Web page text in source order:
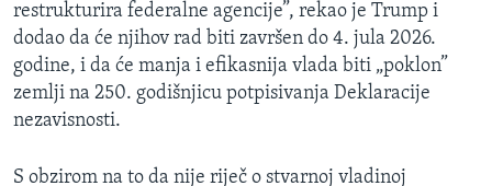
restrukturira federalne agencije”, rekao je Trump i
dodao da će njihov rad biti završen do 4. jula 2026.
godine, i da će manja i efikasnija vlada biti „poklon”
zemlji na 250. godišnjicu potpisivanja Deklaracije
nezavisnosti.
S obzirom na to da nije riječ o stvarnoj vladinoj